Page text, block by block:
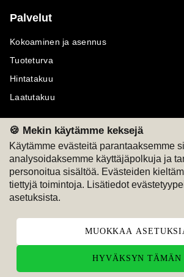
🍪 Mekin käytämme keksejä
Käytämme evästeitä parantaaksemme
analysoidaksemme käyttäjäpolkuja ja
personoitua sisältöä. Evästeiden
tiettyjä toimintoja. Lisätiedot
asetuksista.
MUOKKAA
HYVÄKSYN TÄMÄN
Palvelut
Kokoaminen ja asennus
Tuoteturva
Hintatakuu
Laatutakuu
Maksutavat
M